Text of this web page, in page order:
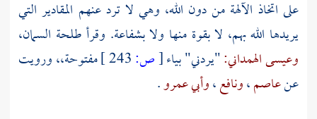
على اتخاذ الآلهة من دون الله، وهي لا ترد عنهم المقادير التي
يريدها الله بهم، لا بقوة منها ولا بشفاعة. وقرأطلحة السمان،
وعيسى الهمداني:"يردني" بياء[ص:
مفتوحة،، ورويت
عنعاصم،ونافع،وأبي عمرو.